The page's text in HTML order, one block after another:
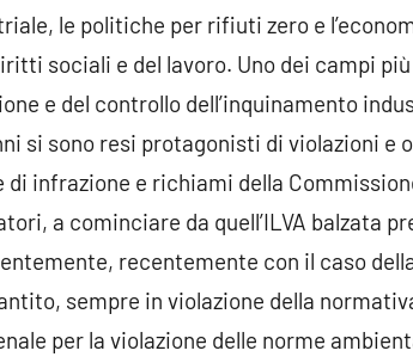
le politiche per rifiuti zero e
sociali e del lavoro. Uno dei campi
e del controllo dell’inquinamento
si sono resi protagonisti di violazioni e
infrazione e richiami della
a cominciare da quell’ILVA balzata
recentemente con il caso
sempre in violazione della
per la violazione delle norme